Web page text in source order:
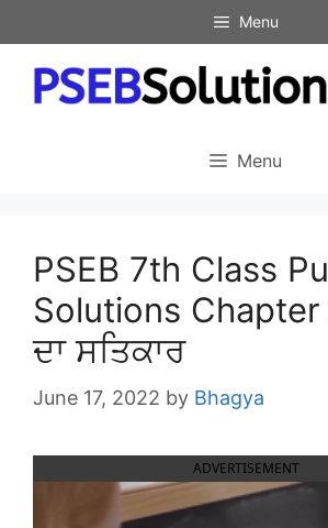
to
content
Menu
Menu
PSEB 7th Class
Solutions
ਦਾ ਸਤਿਕਾਰ
June 17, 2022 by Bhagya
ADVERTISEMENT